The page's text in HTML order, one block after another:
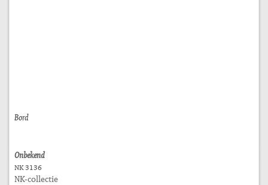
Bord
Onbekend
NK 3136
NK-collectie